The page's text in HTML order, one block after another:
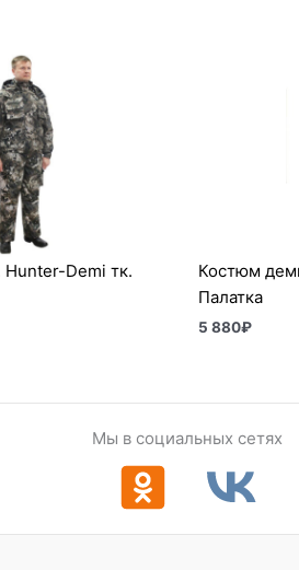
Demi тк.
Костюм
Палатка
5 880₽
Мы в социальных сетях